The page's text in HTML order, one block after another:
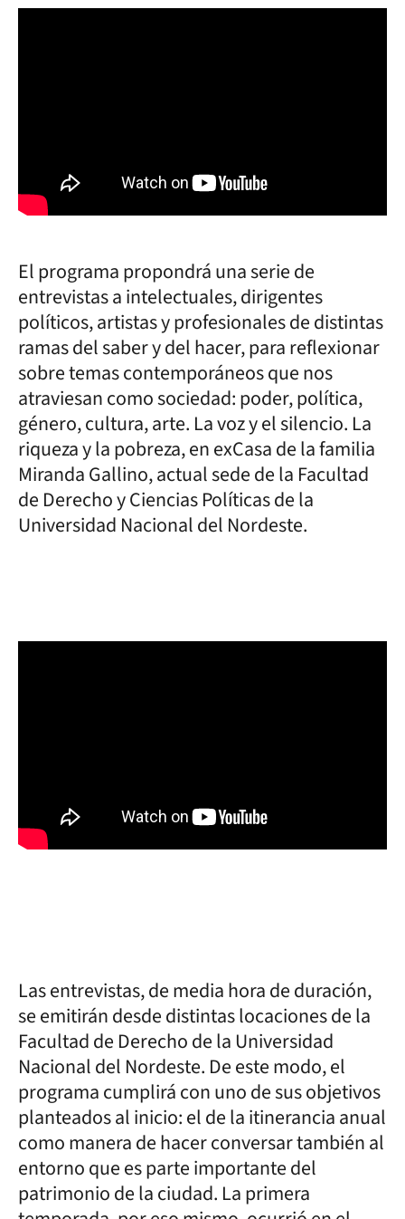
El programa propondrá una serie de
entrevistas a intelectuales, dirigentes
políticos, artistas y profesionales de distintas
ramas del saber y del hacer, para reflexionar
sobre temas contemporáneos que nos
atraviesan como sociedad: poder, política,
género, cultura, arte. La voz y el silencio. La
riqueza y la pobreza, en exCasa de la familia
Miranda Gallino, actual sede de la Facultad
de Derecho y Ciencias Políticas de la
Universidad Nacional del Nordeste.
Las entrevistas, de media hora de duración,
se emitirán desde distintas locaciones de la
Facultad de Derecho de la Universidad
Nacional del Nordeste. De este modo, el
programa cumplirá con uno de sus objetivos
planteados al inicio: el de la itinerancia anual
como manera de hacer conversar también al
entorno que es parte importante del
patrimonio de la ciudad. La primera